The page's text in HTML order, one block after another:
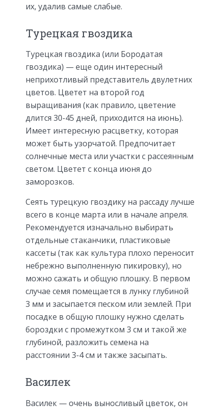
их, удалив самые слабые.
Турецкая гвоздика
Турецкая гвоздика (или Бородатая
гвоздика) — еще один интересный
неприхотливый представитель двулетних
цветов. Цветет на второй год
выращивания (как правило, цветение
длится 30-45 дней, приходится на июнь).
Имеет интересную расцветку, которая
может быть узорчатой. Предпочитает
солнечные места или участки с рассеянным
светом. Цветет с конца июня до
заморозков.
Сеять турецкую гвоздику на рассаду лучше
всего в конце марта или в начале апреля.
Рекомендуется изначально выбирать
отдельные стаканчики, пластиковые
кассеты (так как культура плохо переносит
небрежно выполненную пикировку), но
можно сажать и общую плошку. В первом
случае семя помещается в лунку глубиной
3 мм и засыпается песком или землей. При
посадке в общую плошку нужно сделать
бороздки с промежутком 3 см и такой же
глубиной, разложить семена на
расстоянии 3-4 см и также засыпать.
Василек
Василек — очень выносливый цветок, он